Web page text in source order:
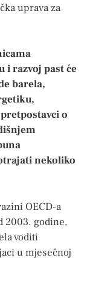
uprava za
i razvoj past će
barela,
o
nekoliko
OECD-a
2003. godine,
voditi
u mjesečnoj